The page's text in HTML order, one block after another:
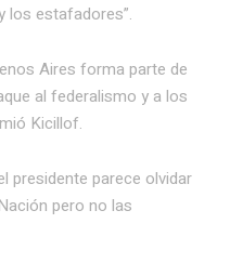
los estafadores”.
Aires forma parte de
al federalismo y a los
Kicillof.
presidente parece olvidar
pero no las